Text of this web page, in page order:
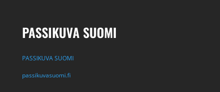
PASSIKUVA SUOMI
PASSIKUVA SUOMI
passikuvasuomi.fi